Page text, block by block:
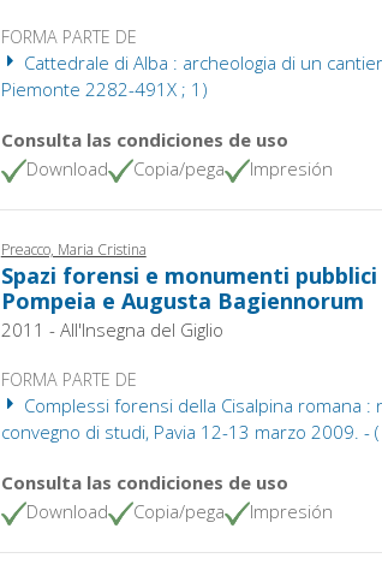
FORMA PARTE DE
Cattedrale di Alba : archeologia di un
Piemonte 2282-491X ; 1)
Consulta las condiciones de uso
Download
Copia/pega Impresión
Preacco, Maria Cristina
Spazi forensi e monumenti pubblici
Pompeia e Augusta Bagiennorum
2011 - All'Insegna del Giglio
FORMA PARTE DE
Complessi forensi della Cisalpina romana :
convegno di studi, Pavia 12-13 marzo 2009. -
Consulta las condiciones de uso
Download
Copia/pega Impresión